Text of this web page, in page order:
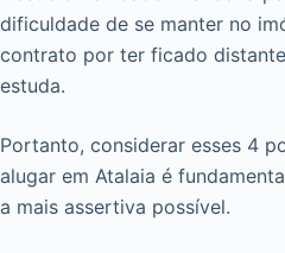
dificuldade de se manter no
contrato por ter ficado
estuda.
Portanto, considerar esses 4
alugar em Atalaia é
a mais assertiva possível.